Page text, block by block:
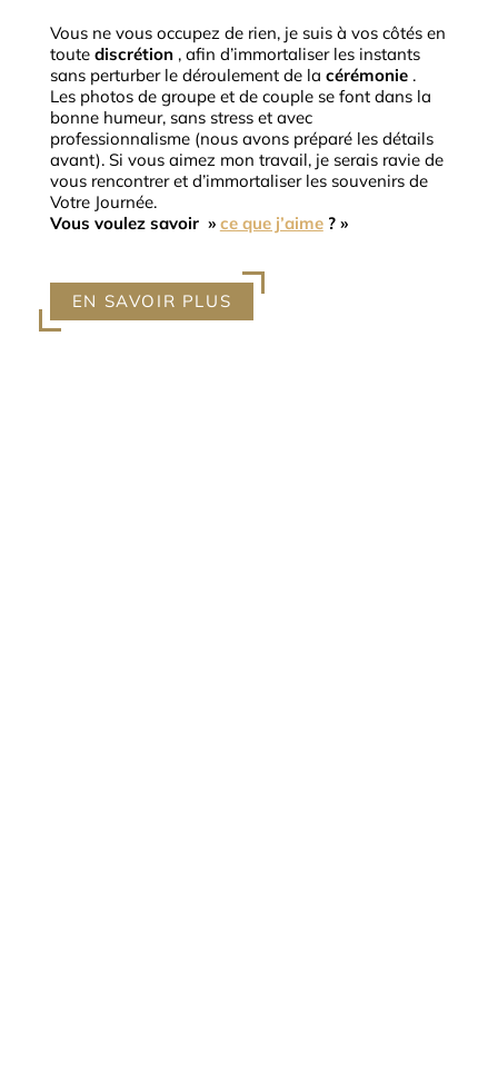
Vous ne vous occupez de rien, je suis à vos côtés en
toute discrétion, afin d’immortaliser les instants
sans perturber le déroulement de la cérémonie.
Les photos de groupe et de couple se font dans la
bonne humeur, sans stress et avec
professionnalisme (nous avons préparé les détails
avant). Si vous aimez mon travail, je serais ravie de
vous rencontrer et d’immortaliser les souvenirs de
Votre Journée.
Vous voulez savoir » ce que j’aime? »
EN SAVOIR PLUS